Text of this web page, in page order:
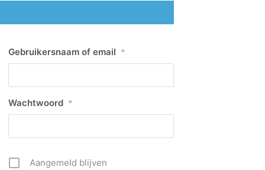
Gebruikersnaam of email *
Wachtwoord *
Aangemeld blijven